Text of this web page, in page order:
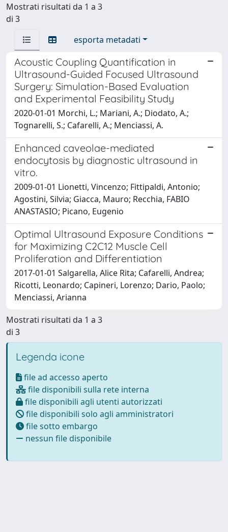
Mostrati risultati da 1 a 3
di 3
esporta metadati
Acoustic Coupling Quantification in
Ultrasound-Guided Focused Ultrasound
Surgery: Simulation-Based Evaluation
and Experimental Feasibility Study
2020-01-01 Morchi, L.; Mariani, A.; Diodato, A.;
Tognarelli, S.; Cafarelli, A.; Menciassi, A.
Enhanced caveolae-mediated
endocytosis by diagnostic ultrasound in
vitro.
2009-01-01 Lionetti, Vincenzo; Fittipaldi, Antonio;
Agostini, Silvia; Giacca, Mauro; Recchia, FABIO
ANASTASIO; Picano, Eugenio
Optimal Ultrasound Exposure Conditions
for Maximizing C2C12 Muscle Cell
Proliferation and Differentiation
2017-01-01 Salgarella, Alice Rita; Cafarelli, Andrea;
Ricotti, Leonardo; Capineri, Lorenzo; Dario, Paolo;
Menciassi, Arianna
Mostrati risultati da 1 a 3
di 3
Legenda icone
file ad accesso aperto
file disponibili sulla rete interna
file disponibili agli utenti autorizzati
file disponibili solo agli amministratori
file sotto embargo
nessun file disponibile